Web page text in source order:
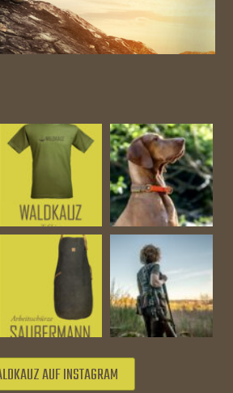
AUF INSTAGRAM